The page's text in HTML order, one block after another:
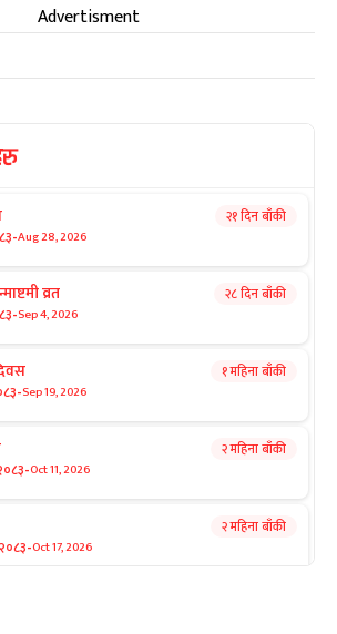
Advertisment
-Aug 28, 2026
२१ दिन बाँकी
व्रत
-Sep 4, 2026
२८ दिन बाँकी
-Sep 19, 2026
१ महिना बाँकी
-Oct 11, 2026
२ महिना बाँकी
-Oct 17, 2026
२ महिना बाँकी